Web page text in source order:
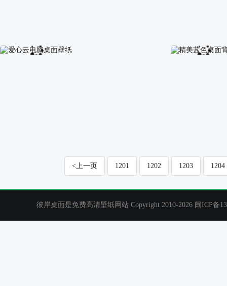
绿色树林桌面背景 好看的葡萄电
<上一页 1201 1202 1203 1204
彼岸桌面是免费高清壁纸网站 Copyright 2010-2026 闽ICP备